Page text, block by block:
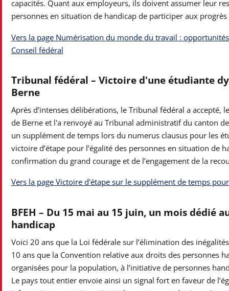
capacités. Quant aux employeurs, ils doivent assumer leur
personnes en situation de handicap de participer aux
Vers la page Numérisation du monde du travail :
Conseil fédéral
Tribunal fédéral – Victoire d'une étudiante
Berne
Après d'intenses délibérations, le Tribunal fédéral a
de Berne et l'a renvoyé au Tribunal administratif du canton
un supplément de temps lors du numerus clausus pour les
victoire d’étape pour l’égalité des personnes en situation de
confirmation du grand courage et de l’engagement de la
Vers la page Victoire d'étape sur le supplément de temps
BFEH – Du 15 mai au 15 juin, un mois dédié
handicap
Voici 20 ans que la Loi fédérale sur l’élimination des
10 ans que la Convention relative aux droits des personnes
organisées pour la population, à l’initiative de personnes
Le pays tout entier envoie ainsi un signal fort en faveur de